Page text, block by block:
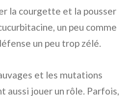
la courgette et la pousser
un peu comme
un peu trop zélé.
et les mutations
aussi jouer un rôle. Parfois,